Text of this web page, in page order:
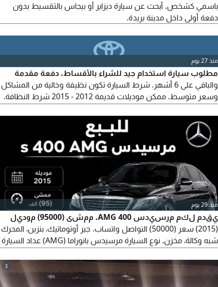
باسمي كشخص. أبحث عن سيارة ديزاير أو بيجاس بالتقسيط بدون
دفعة أولى داخل مدينة بريدة.
منذ 27 يوم
مطلوب سيارة استخدام جيد للشراء بالأقساط. دفعة مقدمة
والباقي على 6 أشهر. شرط السيارة تكون نظيفة وخالية من المشاكل
وسعر متوسط. ممكن موديلات قديمة 2012 - 2015 شرط النظافة.
منذ 29 يوم
يقدم لكم مرسيدس 400 AMG. ممشى (95000) موديل
(2015) سعر (50000) التواصل واتساب. جير أوتوماتيك، بنزين، المحرك
شبه وكالة، مخزن. نوع السيارة مرسيدس بانوراما (AMG) عداد السيارة
3